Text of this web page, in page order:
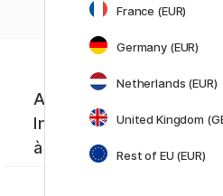
Abonnez-vous à notre
Inspiration créative,
à ne pas manquer !
France (EUR)
Germany (EUR)
Netherlands (EUR)
United Kingdom
Rest of EU (EUR)